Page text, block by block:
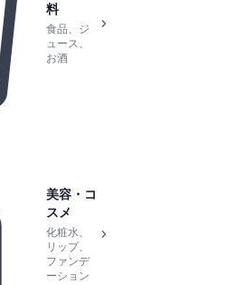
料
食品、ジ
ュース、
お酒
美容・コ
スメ
化粧水、
リップ、
ファンデ
ーション